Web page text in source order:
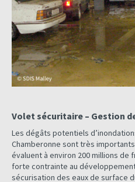
Volet sécuritaire – Gestion
Les dégâts potentiels
Chamberonne sont très
évaluent à environ 200 millions de
forte contrainte au développement
sécurisation des eaux de surface